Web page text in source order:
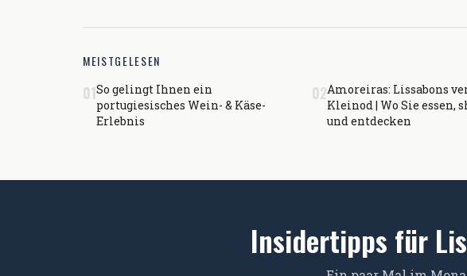
MEISTGELESEN
01So gelingt Ihnen ein
portugiesisches Wein- & Käse-
Erlebnis
02Amoreiras: Lissabons
Kleinod | Wo Sie essen,
und entdecken
Insidertipps für